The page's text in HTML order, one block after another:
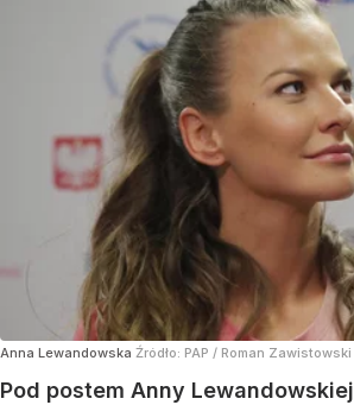
Anna Lewandowska Źródło: PAP / Roman Zawistowski
Pod postem Anny Lewandowskiej